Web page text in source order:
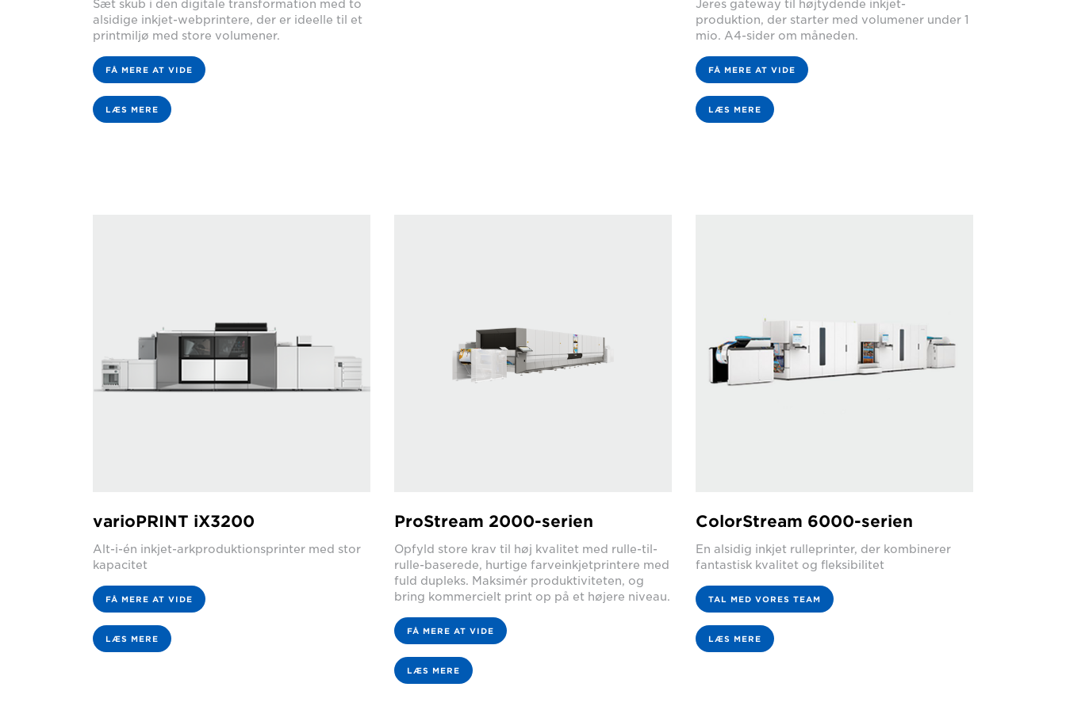
Sæt skub i den digitale transformation med to
alsidige inkjet-webprintere, der er ideelle til et
printmiljø med store volumener.
FÅ MERE AT VIDE
LÆS MERE
Jeres gateway til højtydende inkjet-
produktion, der starter med volumener under 1
mio. A4-sider om måneden.
FÅ MERE AT VIDE
LÆS MERE
varioPRINT iX3200
Alt-i-én inkjet-arkproduktionsprinter med stor
kapacitet
FÅ MERE AT VIDE
LÆS MERE
ProStream 2000-serien
Opfyld store krav til høj kvalitet med rulle-til-
rulle-baserede, hurtige farveinkjetprintere med
fuld dupleks. Maksimér produktiviteten, og
bring kommercielt print op på et højere niveau.
FÅ MERE AT VIDE
LÆS MERE
ColorStream 6000-serien
En alsidig inkjet rulleprinter, der kombinerer
fantastisk kvalitet og fleksibilitet
TAL MED VORES TEAM
LÆS MERE